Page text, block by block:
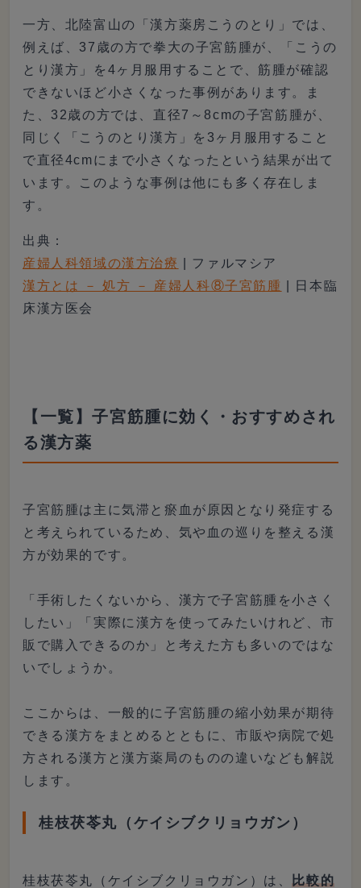
一方、北陸富山の「漢方薬房こうのとり」では、
例えば、37歳の方で拳大の子宮筋腫が、「こうの
とり漢方」を4ヶ月服用することで、筋腫が確認
できないほど小さくなった事例があります。ま
た、32歳の方では、直径7～8cmの子宮筋腫が、
同じく「こうのとり漢方」を3ヶ月服用すること
で直径4cmにまで小さくなったという結果が出て
います。このような事例は他にも多く存在しま
す。
出典：
産婦人科領域の漢方治療
| ファルマシア
漢方とは － 処方 － 産婦人科⑧子宮筋腫
| 日本臨
床漢方医会
【一覧】子宮筋腫に効く・おすすめされ
る漢方薬
子宮筋腫は主に気滞と瘀血が原因となり発症する
と考えられているため、気や血の巡りを整える漢
方が効果的です。
「手術したくないから、漢方で子宮筋腫を小さく
したい」「実際に漢方を使ってみたいけれど、市
販で購入できるのか」と考えた方も多いのではな
いでしょうか。
ここからは、一般的に子宮筋腫の縮小効果が期待
できる漢方をまとめるとともに、市販や病院で処
方される漢方と漢方薬局のものの違いなども解説
します。
桂枝茯苓丸（ケイシブクリョウガン）
桂枝茯苓丸（ケイシブクリョウガン）は、比較的